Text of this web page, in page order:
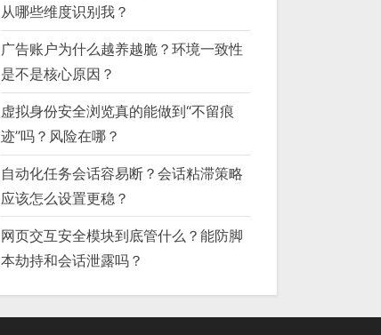
从哪些维度识别我？
广告账户为什么越养越脆？环境一致性
是不是核心原因？
虚拟身份安全浏览真的能做到“不留痕
迹”吗？风险在哪？
自动化任务会话容易断？会话粘滞策略
应该怎么设置更稳？
网页交互安全模块到底管什么？能防脚
本劫持和会话泄露吗？